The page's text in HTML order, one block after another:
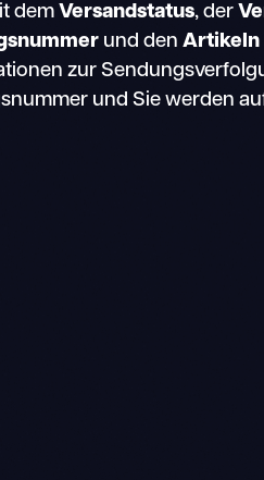
dem Versandstatus, der
und den Artikeln
zur
und Sie werden